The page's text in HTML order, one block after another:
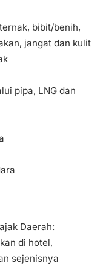
bibit/benih,
jangat dan kulit
pipa, LNG dan
Daerah:
di hotel,
sejenisnya